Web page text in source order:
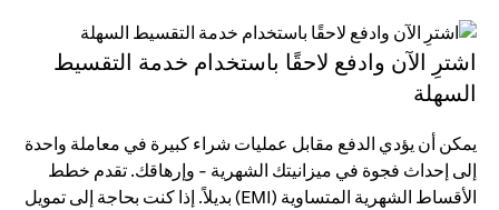
اشترِ الآن وادفع لاحقًا باستخدام خدمة التقسيط
السهلة
يمكن أن يؤدي الدفع مقابل عمليات شراء كبيرة في معاملة واحدة
إلى إحداث فجوة في ميزانيتك الشهرية - وإرهاقك. تقدم خطط
الأقساط الشهرية المتساوية (EMI) بديلاً. إذا كنت بحاجة إلى تمويل